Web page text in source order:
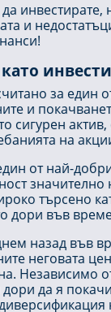
да
и
за един
и
сигурен
на
от най-
търсено
дори във
назад във
неговата
Независимо
дори да я